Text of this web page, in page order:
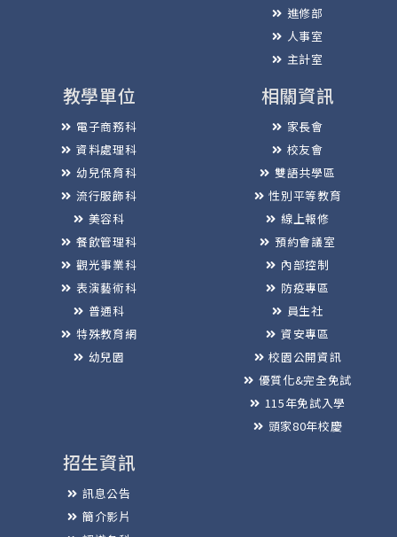
進修部
人事室
主計室
教學單位
電子商務科
資料處理科
幼兒保育科
流行服飾科
美容科
餐飲管理科
觀光事業科
表演藝術科
普通科
特殊教育網
幼兒園
相關資訊
家長會
校友會
雙語共學區
性別平等教育
線上報修
預約會議室
內部控制
防疫專區
員生社
資安專區
校園公開資訊
優質化&完全免試
115年免試入學
頭家80年校慶
招生資訊
訊息公告
簡介影片